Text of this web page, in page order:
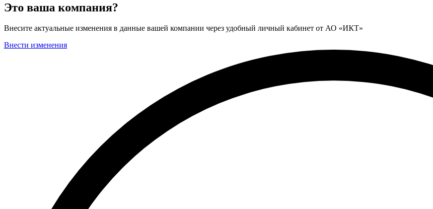
Это ваша компания?
Внесите актуальные изменения в данные вашей компании через удобный личный кабинет от АО «ИКТ»
Внести изменения